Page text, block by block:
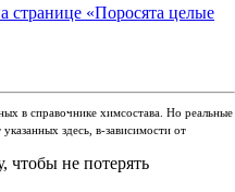
в справочнике химсостава. Но реальные
здесь, в-зависимости от
чтобы не потерять